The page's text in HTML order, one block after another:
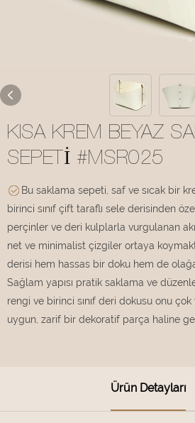
KISA KREM BEYAZ
SEPETI #MSR025
Bu saklama sepeti, saf ve sıcak bir
birinci sınıf çift taraflı sele derisinden
perçinler ve deri kulplarla vurgulanan
net ve minimalist çizgiler ortaya
derisi hem hassas bir doku hem de
Sağlam yapısı pratik saklama ve
rengi ve birinci sınıf deri dokusu onu
uygun, zarif bir dekoratif parça haline
Ürün Detayları